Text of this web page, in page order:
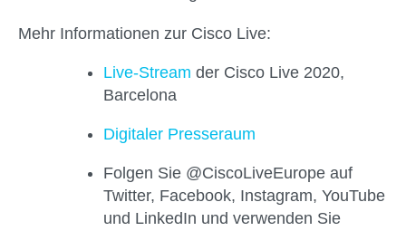
Mehr Informationen zur Cisco Live:
Live-Stream der Cisco Live 2020,
Barcelona
Digitaler Presseraum
Folgen Sie @CiscoLiveEurope auf
Twitter, Facebook, Instagram, YouTube
und LinkedIn und verwenden Sie